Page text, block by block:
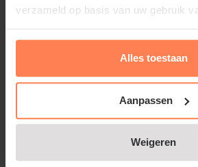
verzameld op basis van uw gebruik
Alles toestaan
Aanpassen
Weigeren
Passiflora
Online op voorraad
Bloeitijd:
Groenblijvend:
Half
€44,95